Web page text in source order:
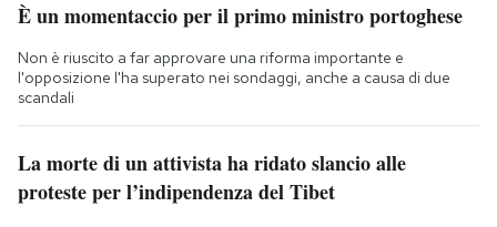
È un momentaccio per il primo ministro portoghese
Non è riuscito a far approvare una riforma importante e
l'opposizione l'ha superato nei sondaggi, anche a causa di due
scandali
La morte di un attivista ha ridato slancio alle
proteste per l’indipendenza del Tibet